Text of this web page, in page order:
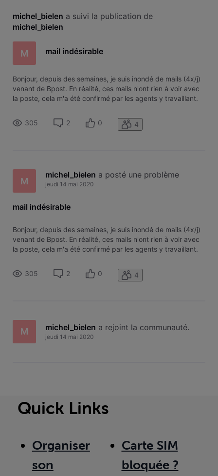
michel_bielen a suivi la publication de
michel_bielen
M mail indésirable
Bonjour, depuis des semaines, je suis inondé de mails (4x/j)
venant de Bpost. En réalité, ces mails n'ont rien à voir avec
la poste, cela m'a été confirmé par les agents y travaillant.
paramètres de refuser cette adresse ".nl" mais cela ne
fonctio
305 2 0 4
M
michel_bielen a posté une problème
jeudi 14 mai 2020
mail indésirable
Bonjour, depuis des semaines, je suis inondé de mails (4x/j)
venant de Bpost. En réalité, ces mails n'ont rien à voir avec
la poste, cela m'a été confirmé par les agents y travaillant.
paramètres de refuser cette adresse ".nl" mais cela ne
fonctio
305 2 0 4
M michel_bielen a rejoint la communauté.
jeudi 14 mai 2020
Quick Links
Organiser
son
Carte SIM
bloquée ?